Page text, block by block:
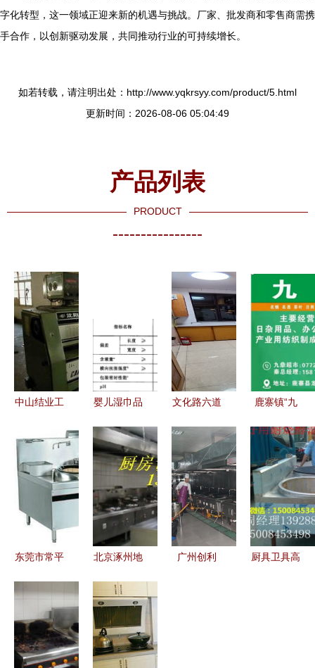
字化转型，这一领域正迎来新的机遇与挑战。厂家、批发商和零售商需携
手合作，以创新驱动发展，共同推动行业的可持续增长。
如若转载，请注明出处：http://www.yqkrsyy.com/product/5.html
更新时间：2026-08-06 05:04:49
产品列表
PRODUCT
----------------
中山结业工
评估与设备
回收服务
婴儿湿巾品
19款主流产
品全方位解
析，守护宝
宝娇嫩肌肤
文化路六道
具的选购与
搭配艺术
鹿寨镇“九
业 点燃集
体经济新引
擎，铺就乡
村致富路
东莞市常平
器回收与工
厂设备、废
旧物品、厨
具卫具收购
北京涿州地
大型厨房设
备及厨具卫
具服务
广州创利
厨具卫具高